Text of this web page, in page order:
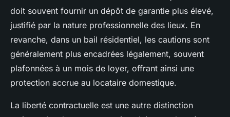
doit souvent fournir un dépôt de garantie plus élevé,
justifié par la nature professionnelle des lieux. En
revanche, dans un bail résidentiel, les cautions sont
généralement plus encadrées légalement, souvent
plafonnées à un mois de loyer, offrant ainsi une
protection accrue au locataire domestique.
La liberté contractuelle est une autre distinction